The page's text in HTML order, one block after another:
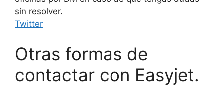
sin resolver.
Twitter
Otras formas de
contactar con Easyjet.